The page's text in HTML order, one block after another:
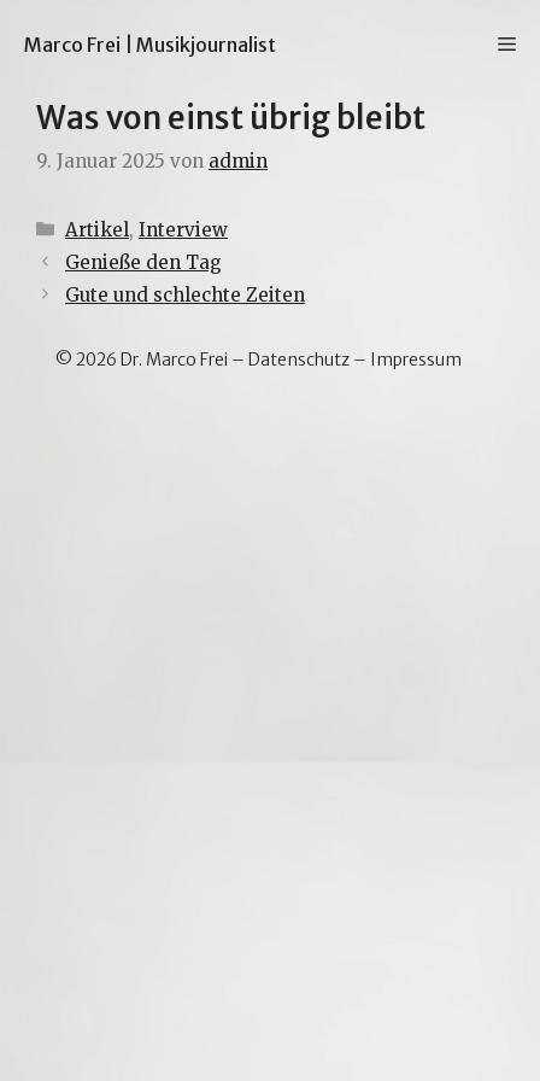
InhaltMarco Frei | Musikjournalist
Was von einst übrig bleibt
9. Januar 2025 von admin
Kategorien
Artikel, Interview
Genieße den Tag
Gute und schlechte Zeiten
© 2026 Dr. Marco Frei – Datenschutz– Impressum